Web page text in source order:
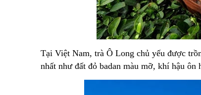
Tại Việt Nam, trà Ô Long chủ yếu được
nhất như đất đỏ badan màu mỡ, khí hậu